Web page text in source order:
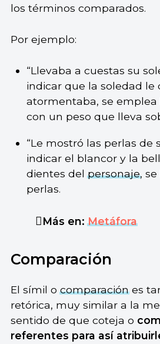
los términos comparados.
Por ejemplo:
“Llevaba a cuestas su
indicar que la soledad le
atormentaba, se emplea
con un peso que lleva
“Le mostró las perlas de
indicar el blancor y la
dientes delpersonaje,
perlas.
Más en:Metáfora
Comparación
El símil ocomparaciónes
retórica, muy similar a la
sentido de que coteja o
referentes para así